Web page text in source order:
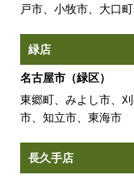
戸市、小牧市、大口
緑店
名古屋市（緑区）
東郷町、みよし市、刈
市、知立市、東海市
長久手店